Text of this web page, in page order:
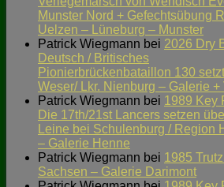
Munster Nord + Gefechtsübung
Uelzen – Lüneburg – Munster
Patrick Wiegmann bei 2026 Dry
Deutsch / Britisches
Pionierbrückenbataillon 130
Weser/ Lkr. Nienburg – Galerie +
Patrick Wiegmann bei 1989 Key
Die 17th/21st Lancers setzen
Leine bei Schulenburg / Region
– Galerie Henne
Patrick Wiegmann bei 1985
Sachsen – Galerie Darimont